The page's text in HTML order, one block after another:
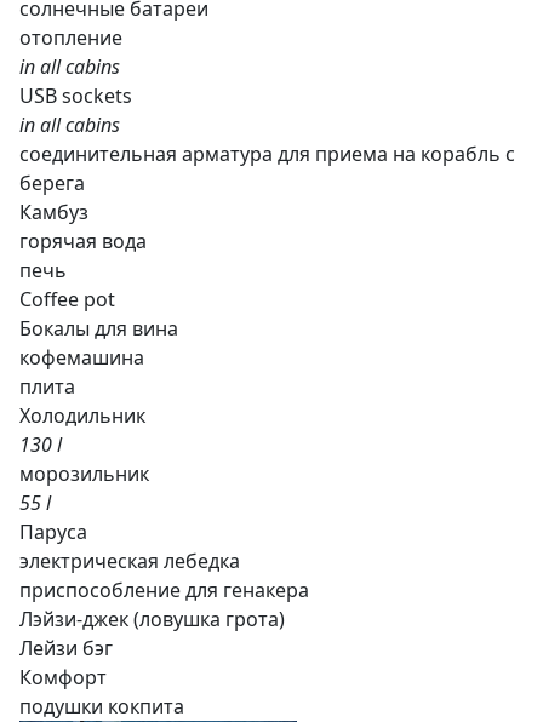
солнечные батареи
отопление
in all cabins
USB sockets
in all cabins
соединительная арматура для приема на корабль с
берега
Камбуз
горячая вода
печь
Coffee pot
Бокалы для вина
кофемашина
плита
Холодильник
130 l
морозильник
55 l
Паруса
электрическая лебедка
приспособление для генакера
Лэйзи-джек (ловушка грота)
Лейзи бэг
Комфорт
подушки кокпита